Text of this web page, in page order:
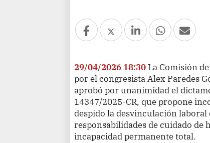
29/04/2026 18:30 La Comisión
por el congresista Alex Paredes
aprobó por unanimidad el
14347/2025-CR, que propone
despido la desvinculación
responsabilidades de cuidado de
incapacidad permanente total.